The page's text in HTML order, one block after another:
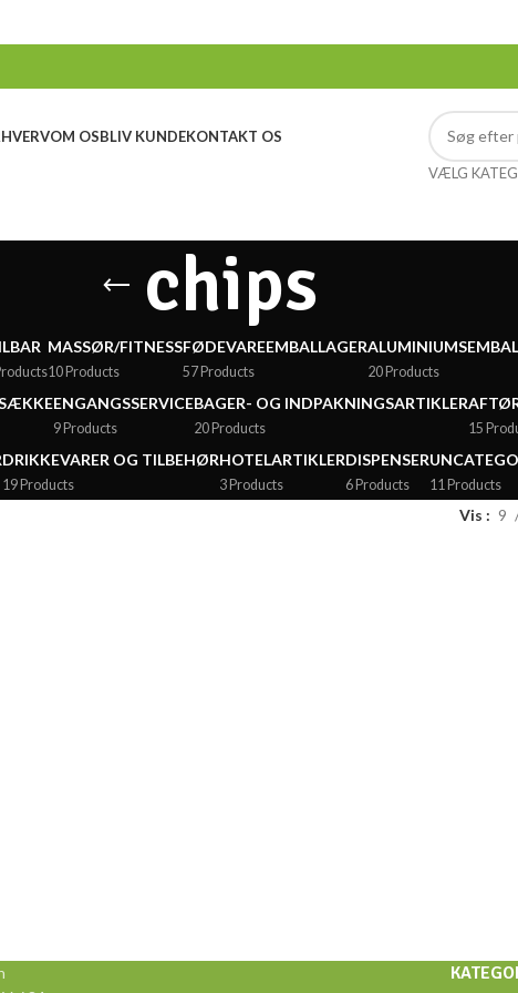
OM OSBLIV KUNDEKONTAKT OS
VÆLG
chips
MASSØR/FITNESS
10 Products
FØDEVAREEMBALLAGER
57 Products 20 Products
ENGANGSSERVICE
9 Products
BAGER- OG INDPAKNINGSARTIKLER
20 Products 15
DRIKKEVARER OG TILBEHØR
19 Products
HOTELARTIKLER
3 Products
DISPENSER
6 Products 11 Products
Vis 9